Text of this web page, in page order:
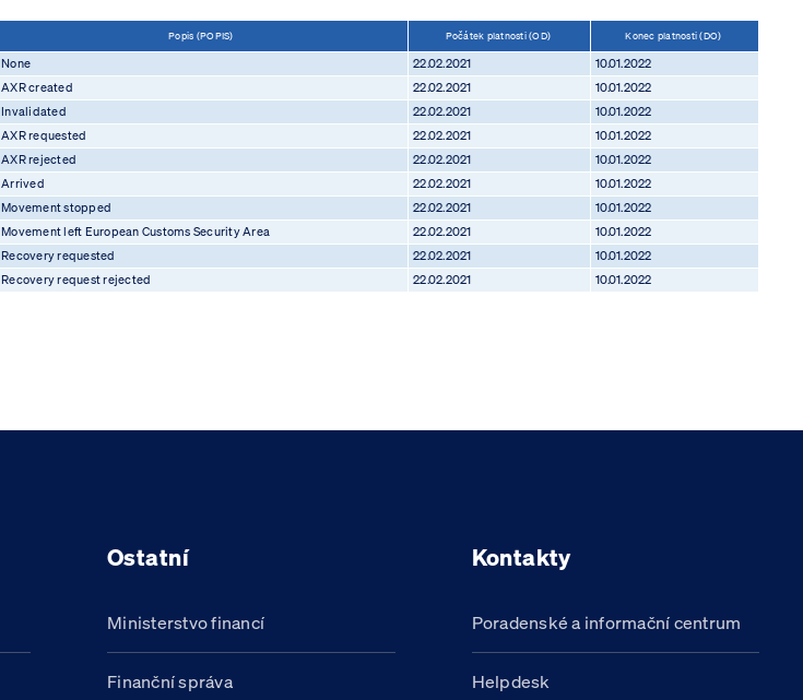
Popis (POPIS) Počátek platnosti (OD) Konec platnosti (DO)
None 22.02.2021
10.01.2022
AXR created 22.02.2021
10.01.2022
Invalidated 22.02.2021
10.01.2022
AXR requested 22.02.2021
10.01.2022
AXR rejected 22.02.2021
10.01.2022
Arrived 22.02.2021
10.01.2022
Movement stopped 22.02.2021
10.01.2022
Movement left European Customs Security Area 22.02.2021
10.01.2022
Recovery requested 22.02.2021
10.01.2022
Recovery request rejected 22.02.2021 10.01.2022
Ostatní
Ministerstvo financí
Finanční správa
Kontakty
Poradenské a informační centrum
Helpdesk